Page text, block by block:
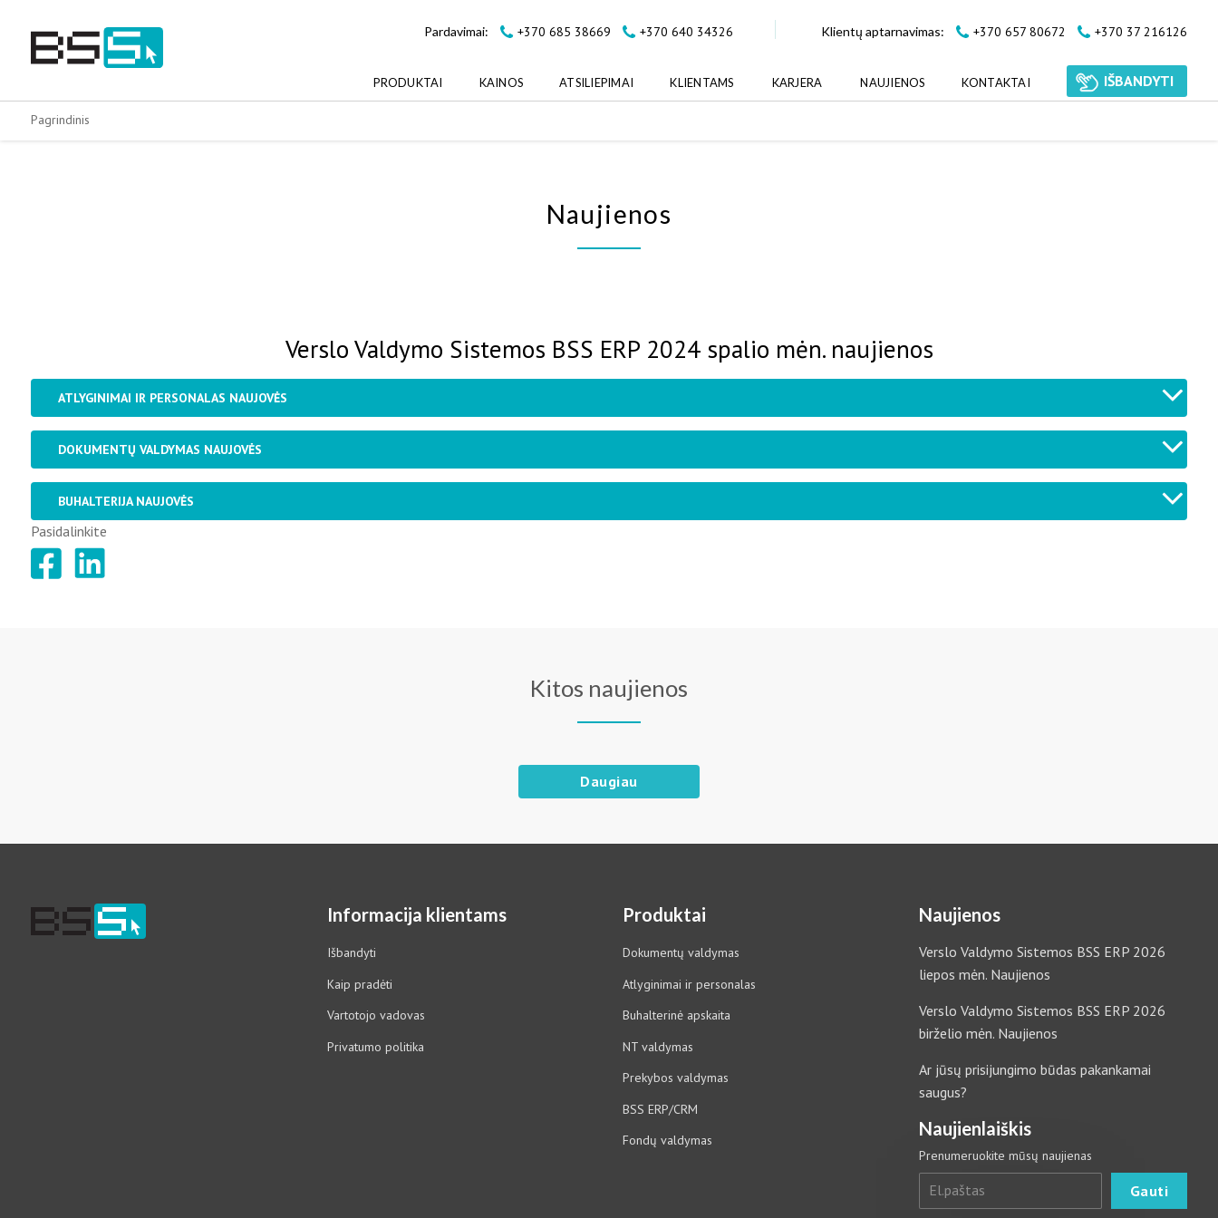
content
Pardavimai: +370 685 38669 +370 640 34326 Klientų aptarnavimas: +370 657 80672 +370 37 216126
PRODUKTAI KAINOS ATSILIEPIMAI KLIENTAMS KARJERA NAUJIENOS KONTAKTAI IŠBANDYTI
Pagrindinis
Naujienos
Verslo Valdymo Sistemos BSS ERP 2024 spalio mėn. naujienos
ATLYGINIMAI IR PERSONALAS NAUJOVĖS
DOKUMENTŲ VALDYMAS NAUJOVĖS
BUHALTERIJA NAUJOVĖS
Pasidalinkite
Kitos naujienos
Daugiau
Informacija klientams
Išbandyti
Kaip pradėti
Vartotojo vadovas
Privatumo politika
Produktai
Dokumentų valdymas
Atlyginimai ir personalas
Buhalterinė apskaita
NT valdymas
Prekybos valdymas
BSS ERP/CRM
Fondų valdymas
Naujienos
Verslo Valdymo Sistemos BSS ERP 2026
liepos mėn. Naujienos
Verslo Valdymo Sistemos BSS ERP 2026
birželio mėn. Naujienos
Ar jūsų prisijungimo būdas pakankamai
saugus?
Naujienlaiškis
Prenumeruokite mūsų naujienas